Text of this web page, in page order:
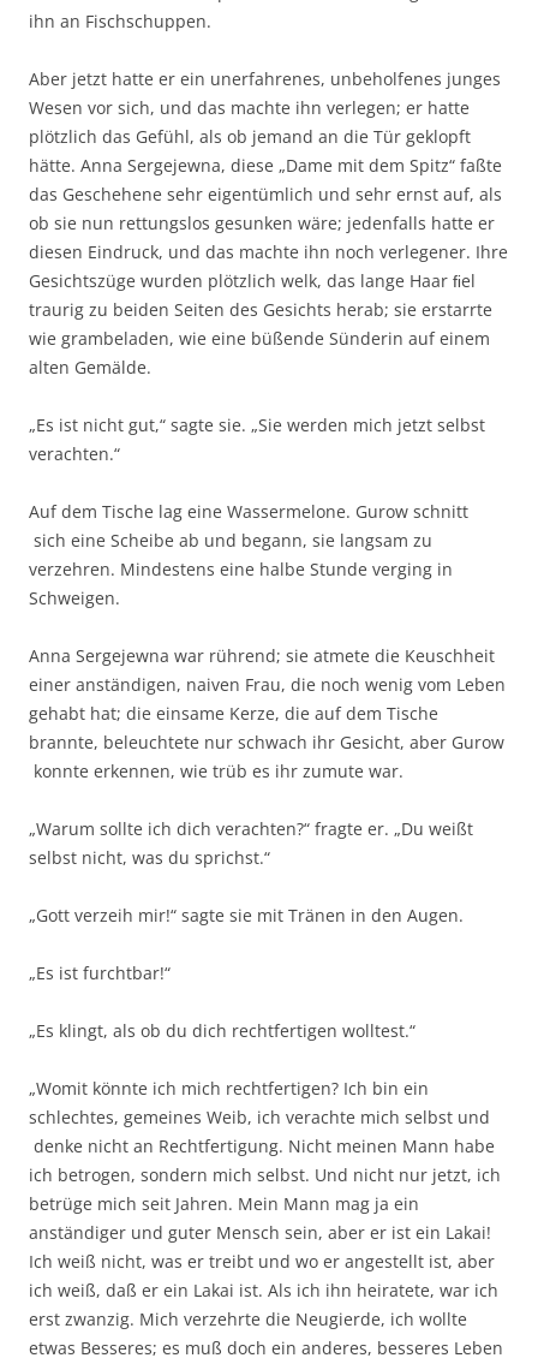
ihn an Fischschuppen.
Aber jetzt hatte er ein unerfahrenes, unbeholfenes junges
Wesen vor sich, und das machte ihn verlegen; er hatte
plötzlich das Gefühl, als ob jemand an die Tür geklopft
hätte. Anna Sergejewna, diese „Dame mit dem Spitz“ faßte
das Geschehene sehr eigentümlich und sehr ernst auf, als
ob sie nun rettungslos gesunken wäre; jedenfalls hatte er
diesen Eindruck, und das machte ihn noch verlegener. Ihre
Gesichtszüge wurden plötzlich welk, das lange Haar ﬁel
traurig zu beiden Seiten des Gesichts herab; sie erstarrte
wie grambeladen, wie eine büßende Sünderin auf einem
alten Gemälde.
„Es ist nicht gut,“ sagte sie. „Sie werden mich jetzt selbst
verachten.“
Auf dem Tische lag eine Wassermelone. Gurow schnitt
sich eine Scheibe ab und begann, sie langsam zu
verzehren. Mindestens eine halbe Stunde verging in
Schweigen.
Anna Sergejewna war rührend; sie atmete die Keuschheit
einer anständigen, naiven Frau, die noch wenig vom Leben
gehabt hat; die einsame Kerze, die auf dem Tische
brannte, beleuchtete nur schwach ihr Gesicht, aber Gurow
konnte erkennen, wie trüb es ihr zumute war.
„Warum sollte ich dich verachten?“ fragte er. „Du weißt
selbst nicht, was du sprichst.“
„Gott verzeih mir!“ sagte sie mit Tränen in den Augen.
„Es ist furchtbar!“
„Es klingt, als ob du dich rechtfertigen wolltest.“
„Womit könnte ich mich rechtfertigen? Ich bin ein
schlechtes, gemeines Weib, ich verachte mich selbst und
denke nicht an Rechtfertigung. Nicht meinen Mann habe
ich betrogen, sondern mich selbst. Und nicht nur jetzt, ich
betrüge mich seit Jahren. Mein Mann mag ja ein
anständiger und guter Mensch sein, aber er ist ein Lakai!
Ich weiß nicht, was er treibt und wo er angestellt ist, aber
ich weiß, daß er ein Lakai ist. Als ich ihn heiratete, war ich
erst zwanzig. Mich verzehrte die Neugierde, ich wollte
etwas Besseres; es muß doch ein anderes, besseres Leben